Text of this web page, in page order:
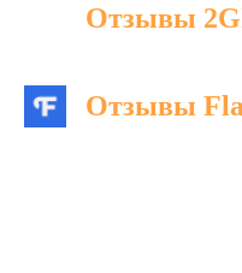
Отзывы
Отзывы